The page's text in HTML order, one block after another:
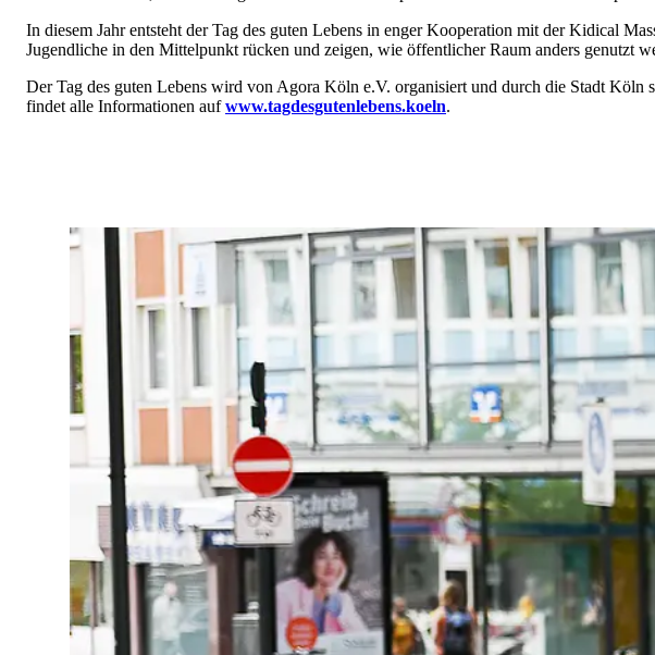
In diesem Jahr entsteht der Tag des guten Lebens in enger Kooperation mit der Kidical
Jugendliche in den Mittelpunkt rücken und zeigen, wie öffentlicher Raum anders genutzt
Der Tag des guten Lebens wird von Agora Köln e.V. organisiert und durch die Stadt Köln
findet alle Informationen aufwww.tagdesgutenlebens.koeln.